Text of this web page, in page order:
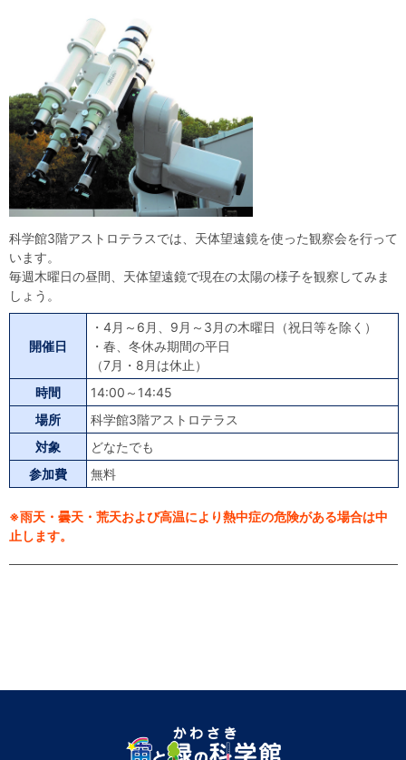
科学館3階アストロテラスでは、天体望遠鏡を使った観察会を行って
います。
毎週木曜日の昼間、天体望遠鏡で現在の太陽の様子を観察してみま
しょう。
開催日
・4月～6月、9月～3月の木曜日（祝日等を除く）
・春、冬休み期間の平日
（7月・8月は休止）
時間
14:00～14:45
場所
科学館3階アストロテラス
対象
どなたでも
参加費
無料
※雨天・曇天・荒天および高温により熱中症の危険がある場合は中
止します。